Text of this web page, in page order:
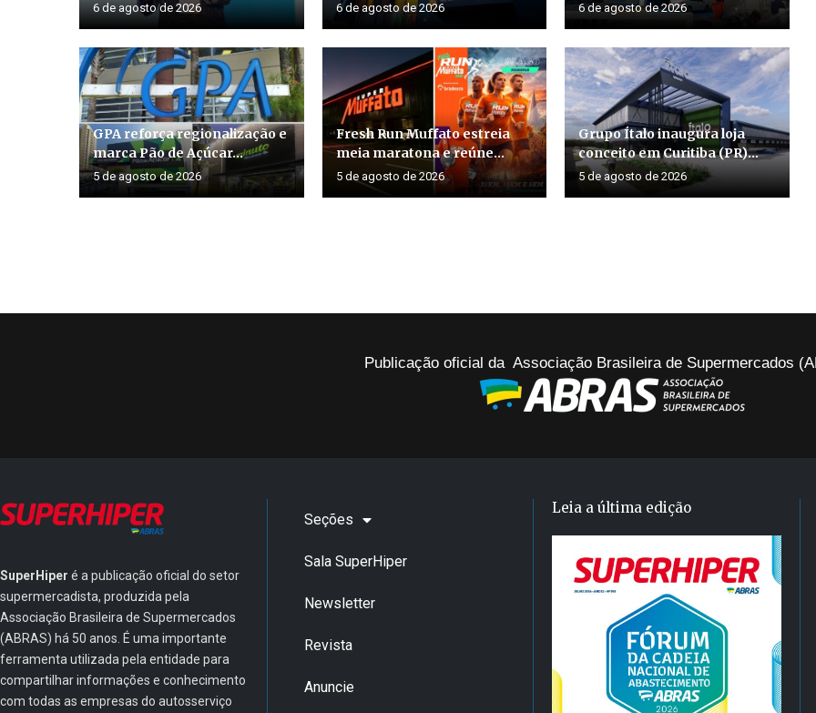
6 de agosto de 2026 6 de agosto de 2026 6 de agosto de 2026
GPA reforça regionalização e
marca Pão de Açúcar...
5 de agosto de 2026
Fresh Run Muffato estreia
meia maratona e reúne...
5 de agosto de 2026
Grupo Ítalo inaugura loja
conceito em Curitiba (PR)...
5 de agosto de 2026
Publicação oficial da Associação Brasileira de Supermercados
SuperHiper é a publicação oficial do setor
supermercadista, produzida pela
Associação Brasileira de Supermercados
(ABRAS) há 50 anos. É uma importante
ferramenta utilizada pela entidade para
compartilhar informações e conhecimento
com todas as empresas do autosserviço
Seções
Sala SuperHiper
Newsletter
Revista
Anuncie
Leia a última edição